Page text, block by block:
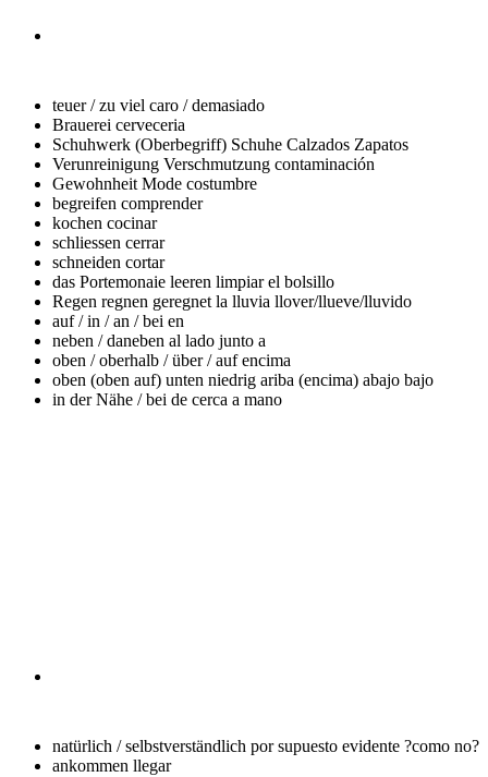
teuer / zu viel caro / demasiado
Brauerei cerveceria
Schuhwerk (Oberbegriff) Schuhe Calzados Zapatos
Verunreinigung Verschmutzung contaminación
Gewohnheit Mode costumbre
begreifen comprender
kochen cocinar
schliessen cerrar
schneiden cortar
das Portemonaie leeren limpiar el bolsillo
Regen regnen geregnet la lluvia llover/llueve/lluvido
auf / in / an / bei en
neben / daneben al lado junto a
oben / oberhalb / über / aufencima
oben (oben auf) unten niedrig ariba (encima) abajo bajo
in der Nähe / bei de cerca a mano
natürlich / selbstverständlich por supuesto evidente ?como no?
ankommen llegar